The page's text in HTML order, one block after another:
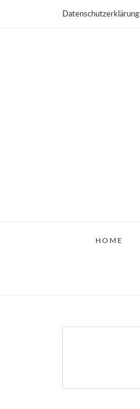
Datenschutzerklärung
HOME